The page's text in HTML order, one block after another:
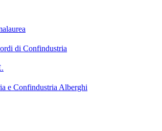
di Confindustria
e Confindustria Alberghi